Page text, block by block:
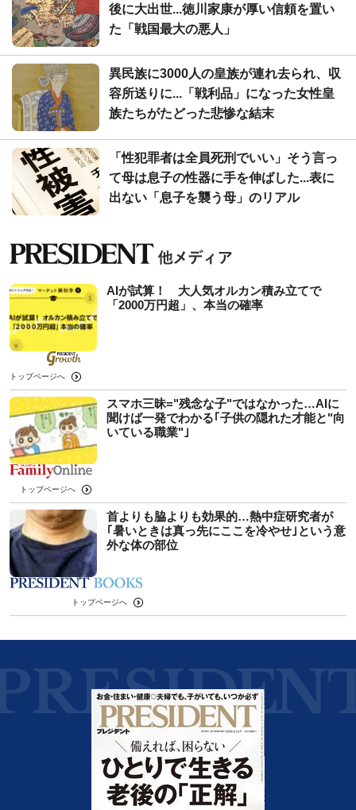
後に大出世...徳川家康が厚い信頼を置い
た「戦国最大の悪人」
異民族に3000人の皇族が連れ去られ、収
容所送りに...「戦利品」になった女性皇
族たちがたどった悲惨な結末
「性犯罪者は全員死刑でいい」そう言っ
て母は息子の性器に手を伸ばした...表に
出ない「息子を襲う母」のリアル
AIが試算！ 大人気オルカン積み立てで
「2000万円超」、本当の確率
トップページへ
スマホ三昧="残念な子"ではなかった…AIに
聞けば一発でわかる｢子供の隠れた才能と"向
いている職業"｣
トップページへ
首よりも脇よりも効果的…熱中症研究者が
｢暑いときは真っ先にここを冷やせ｣という意
外な体の部位
トップページへ